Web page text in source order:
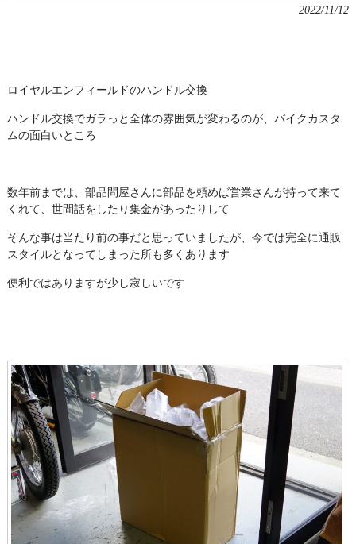
2022/11/12
ロイヤルエンフィールドのハンドル交換
ハンドル交換でガラっと全体の雰囲気が変わるのが、バイクカスタ
ムの面白いところ
数年前までは、部品問屋さんに部品を頼めば営業さんが持って来て
くれて、世間話をしたり集金があったりして
そんな事は当たり前の事だと思っていましたが、今では完全に通販
スタイルとなってしまった所も多くあります
便利ではありますが少し寂しいです